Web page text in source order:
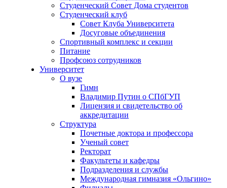
Студенческий Совет Дома студентов
Студенческий клуб
Совет Клуба Университета
Досуговые объединения
Спортивный комплекс и секции
Питание
Профсоюз сотрудников
Университет
О вузе
Гимн
Владимир Путин о СПбГУП
Лицензия и свидетельство об
аккредитации
Структура
Почетные доктора и профессора
Ученый совет
Ректорат
Факультеты и кафедры
Подразделения и службы
Международная гимназия «Ольгино»